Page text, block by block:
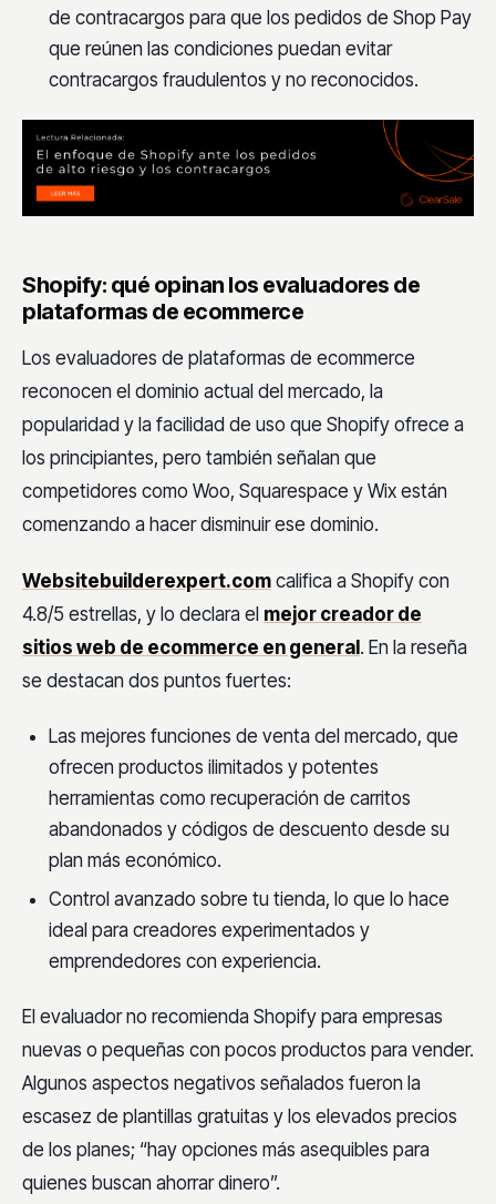
de contracargos para que los pedidos de Shop Pay
que reúnen las condiciones puedan evitar
contracargos fraudulentos y no reconocidos.
Shopify: qué opinan los evaluadores de
plataformas de ecommerce
Los evaluadores de plataformas de ecommerce
reconocen el dominio actual del mercado, la
popularidad y la facilidad de uso que Shopify ofrece a
los principiantes, pero también señalan que
competidores como Woo, Squarespace y Wix están
comenzando a hacer disminuir ese dominio.
Websitebuilderexpert.com califica a Shopify con
4.8/5 estrellas, y lo declara el mejor creador de
sitios web de ecommerce en general . En la reseña
se destacan dos puntos fuertes:
Las mejores funciones de venta del mercado, que
ofrecen productos ilimitados y potentes
herramientas como recuperación de carritos
abandonados y códigos de descuento desde su
plan más económico.
Control avanzado sobre tu tienda, lo que lo hace
ideal para creadores experimentados y
emprendedores con experiencia.
El evaluador no recomienda Shopify para empresas
nuevas o pequeñas con pocos productos para vender.
Algunos aspectos negativos señalados fueron la
escasez de plantillas gratuitas y los elevados precios
de los planes; “hay opciones más asequibles para
quienes buscan ahorrar dinero”.